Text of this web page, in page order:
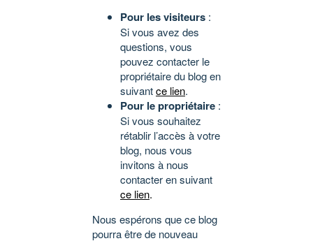
Pour les visiteurs :
Si vous avez des
questions, vous
pouvez contacter le
propriétaire du blog en
suivantce lien.
Pour le propriétaire :
Si vous souhaitez
rétablir l’accès à votre
blog, nous vous
invitons à nous
contacter en suivant
ce lien.
Nous espérons que ce blog
pourra être de nouveau